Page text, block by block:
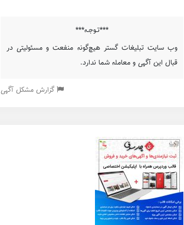
***تـوجـه***
وب سایت تبلیغات گستر هیچ‌گونه منفعت و مسئولیتی در
قبال این آگهی و معامله شما ندارد.
گزارش مشکل آگهی